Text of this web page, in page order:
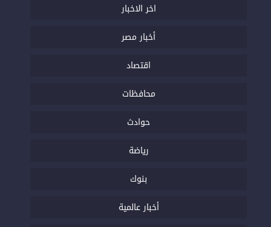
اخر الاخبار
أخبار مصر
اقتصاد
محافظات
حوادث
رياضة
بنوك
أخبار عالمية